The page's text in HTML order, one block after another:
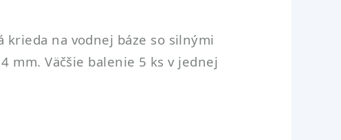
krieda na vodnej báze so silnými
mm. Väčšie balenie 5 ks v jednej